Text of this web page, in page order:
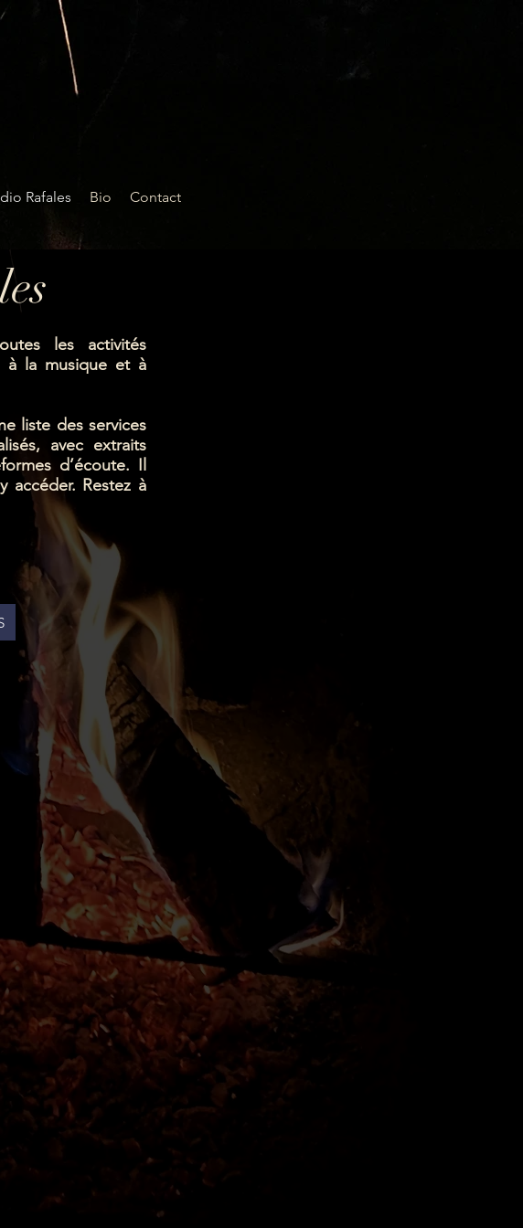
Rafales Bio Contact
les activités
à la musique et à
liste des services
avec extraits
d’écoute. Il
accéder. Restez à